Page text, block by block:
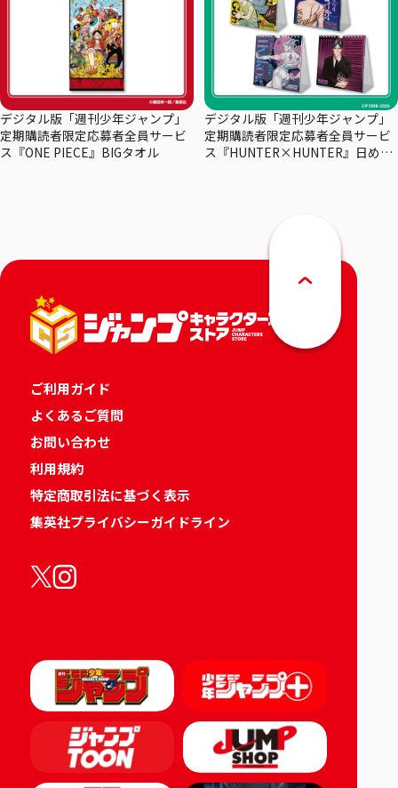
デジタル版「週刊少年ジャンプ」
定期購読者限定応募者全員サービ
ス『ONE PIECE』BIGタオル
デジタル版「週刊少年ジャンプ」
定期購読者限定応募者全員サービ
ス『HUNTER×HUNTER』日めく
ご利用ガイド
よくあるご質問
お問い合わせ
利用規約
特定商取引法に基づく表示
集英社プライバシーガイドライン